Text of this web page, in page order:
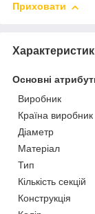
Приховати
Основні
Виробник
Країна виробник
Діаметр
Матеріал
Тип
Кількість секцій
Конструкція